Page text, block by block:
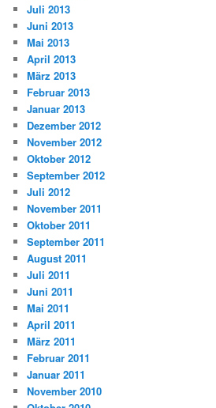
Juli 2013
Juni 2013
Mai 2013
April 2013
März 2013
Februar 2013
Januar 2013
Dezember 2012
November 2012
Oktober 2012
September 2012
Juli 2012
November 2011
Oktober 2011
September 2011
August 2011
Juli 2011
Juni 2011
Mai 2011
April 2011
März 2011
Februar 2011
Januar 2011
November 2010